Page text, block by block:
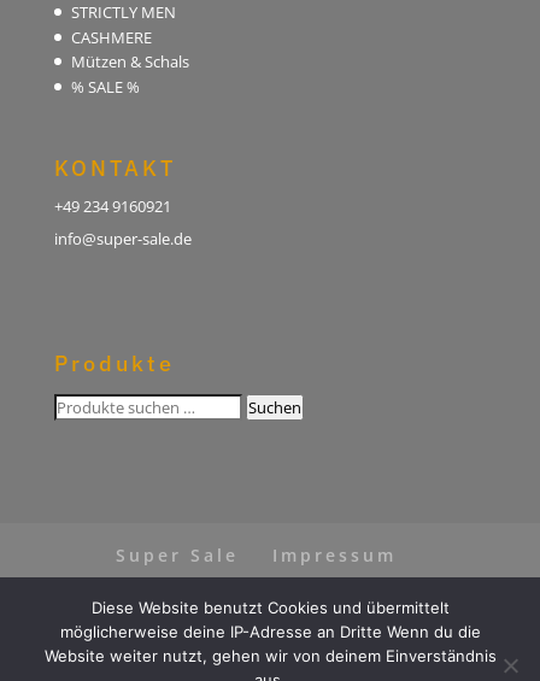
STRICTLY MEN
CASHMERE
Mützen & Schals
% SALE %
KONTAKT
+49 234 9160921
info@super-sale.de
Produkte
Suchen
nach: Suchen
Super Sale
Impressum
Datenschutz
AGB
Vertrag widerrufen
Diese Website benutzt Cookies und übermittelt
möglicherweise deine IP-Adresse an Dritte Wenn du die
Website weiter nutzt, gehen wir von deinem Einverständnis